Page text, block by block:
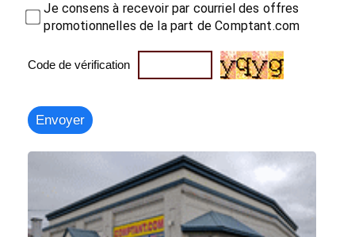
Je consens à recevoir par courriel des offres
promotionnelles de la part de Comptant.com
Code de vérification